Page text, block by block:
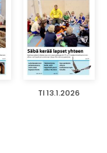
TI 13.1.2026